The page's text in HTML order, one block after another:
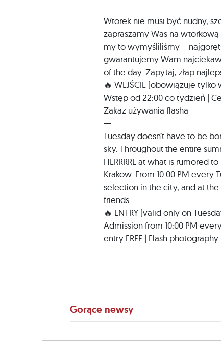
Wtorek nie musi być nudny,
zapraszamy Was na
my to wymyśliliśmy –
gwarantujemy Wam
of the day. Zapytaj, złap
🔥 WEJŚCIE (obowiązuje
Wstęp od 22:00 co tydzień |
Zakaz używania flasha
—
Tuesday doesn’t have to be
sky. Throughout the entire
HERRRRE at what is rumored
Krakow. From 10:00 PM
selection in the city, and at
friends.
🔥 ENTRY (valid only on
Admission from 10:00 PM
entry FREE | Flash
Gorące newsy